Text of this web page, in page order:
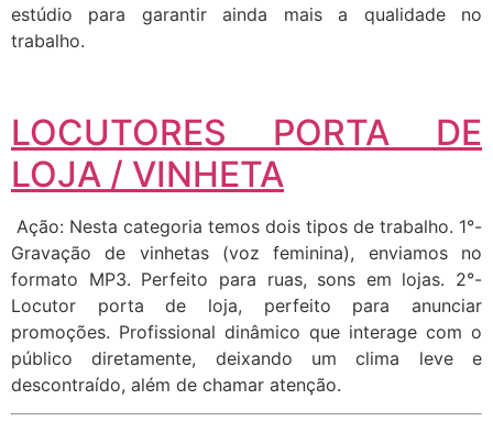
estúdio para garantir ainda mais a qualidade no
trabalho.
LOCUTORES PORTA DE
LOJA / VINHETA
Ação: Nesta categoria temos dois tipos de trabalho. 1°-
Gravação de vinhetas (voz feminina), enviamos no
formato MP3. Perfeito para ruas, sons em lojas. 2°-
Locutor porta de loja, perfeito para anunciar
promoções. Profissional dinâmico que interage com o
público diretamente, deixando um clima leve e
descontraído, além de chamar atenção.